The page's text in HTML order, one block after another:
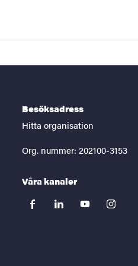
Besöksadress
Hitta organisation
Org. nummer: 202100-3153
Våra kanaler
facebooklinkedinyoutubeinstagram